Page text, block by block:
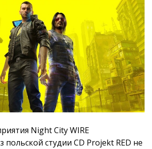
Night City WIRE
польской студии CD Projekt RED не